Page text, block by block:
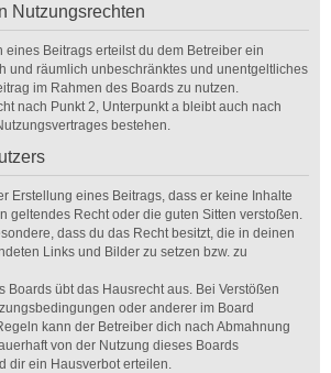
Nutzungsrechten
eines Beitrags erteilst du dem Betreiber ein
und räumlich unbeschränktes und unentgeltliches
im Rahmen des Boards zu nutzen.
nach Punkt 2, Unterpunkt a bleibt auch nach
bestehen.
Erstellung eines Beitrags, dass er keine Inhalte
geltendes Recht oder die guten Sitten verstoßen.
dass du das Recht besitzt, die in deinen
Links und Bilder zu setzen bzw. zu
Boards übt das Hausrecht aus. Bei Verstößen
oder anderer im Board
kann der Betreiber dich nach Abmahnung
von der Nutzung dieses Boards
dir ein Hausverbot erteilen.